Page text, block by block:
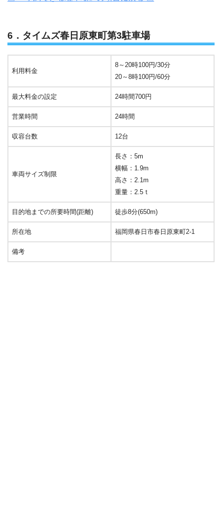
6．タイムズ春日原東町第3駐車場
利用料金
8～20時100円/30分
20～8時100円/60分
最大料金の設定 24時間700円
営業時間 24時間
収容台数 12台
車両サイズ制限
長さ：5m
横幅：1.9m
高さ：2.1m
重量：2.5ｔ
目的地までの所要時間(距離) 徒歩8分(650m)
所在地 福岡県春日市春日原東町2-1
備考